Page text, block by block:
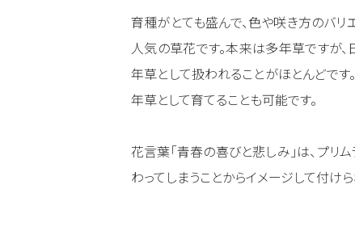
育種がとても盛んで、色や咲き方のバ
人気の草花です。本来は多年草ですが
年草として扱われることがほとんどで
年草として育てることも可能です。
花言葉「青春の喜びと悲しみ」は、プリ
わってしまうことからイメージして付け